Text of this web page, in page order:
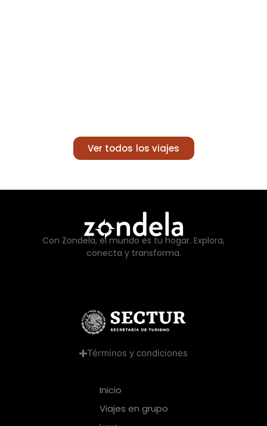
Ver todos los viajes
Con Zondela, el mundo es tu hogar. Explora,
conecta y transforma.
Términos y condiciones
Inicio
Viajes en grupo